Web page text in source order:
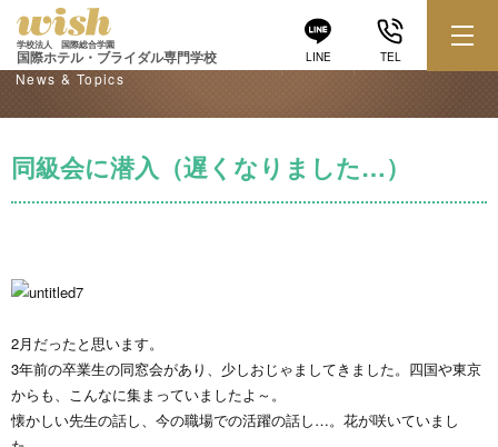
LINE TEL
学校法人 国際総合学園
国際ホテル・ブライダル専門学校
学校からのお知らせ
News & Topics
同級会に潜入（遅くなりました…）
2月だったと思います。
3年前の卒業生の同窓会があり、少しおじゃましてきました。四国や東京
からも、こんなに集まっていましたよ～。
懐かしい先生の話し、今の職場での活躍の話し…。花が咲いていまし